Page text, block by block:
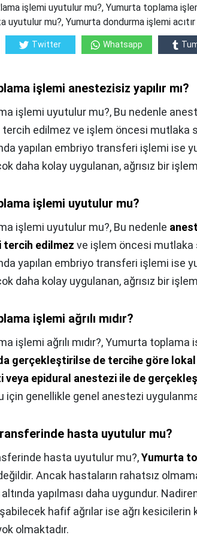
işlemi uyutulur mu?, Yumurta toplama
uyutulur mu?, Yumurta dondurma işlemi acıtır
Twitter Whatsapp
işlemi anestezisiz yapılır mı?
işlemi uyutulur mu?, Bu nedenle
edilmez ve işlem öncesi mutlaka
yapılan embriyo transferi işlemi ise
daha kolay uygulanan, ağrısız bir
işlemi uyutulur mu?
işlemi uyutulur mu?, Bu nedenle
tercih edilmez ve işlem öncesi mutlaka
yapılan embriyo transferi işlemi ise
daha kolay uygulanan, ağrısız bir
işlemi ağrılı mıdır?
işlemi ağrılı mıdır?,Yumurta toplama
gerçekleştirilse de tercihe göre
veya epidural anestezi ile de
için genellikle genel anestezi
hasta uyutulur mu?
hasta uyutulur mu?,Yumurta
Ancak hastaların rahatsız
yapılması daha uygundur.
hafif ağrılar ise ağrı kesicilerin
olmaktadır.